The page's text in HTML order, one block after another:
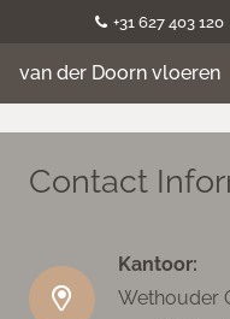
+31 627 403 120
van der Doorn vloeren
Contact
Kantoor:
Wethouder